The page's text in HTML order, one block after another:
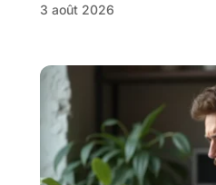
3 août 2026